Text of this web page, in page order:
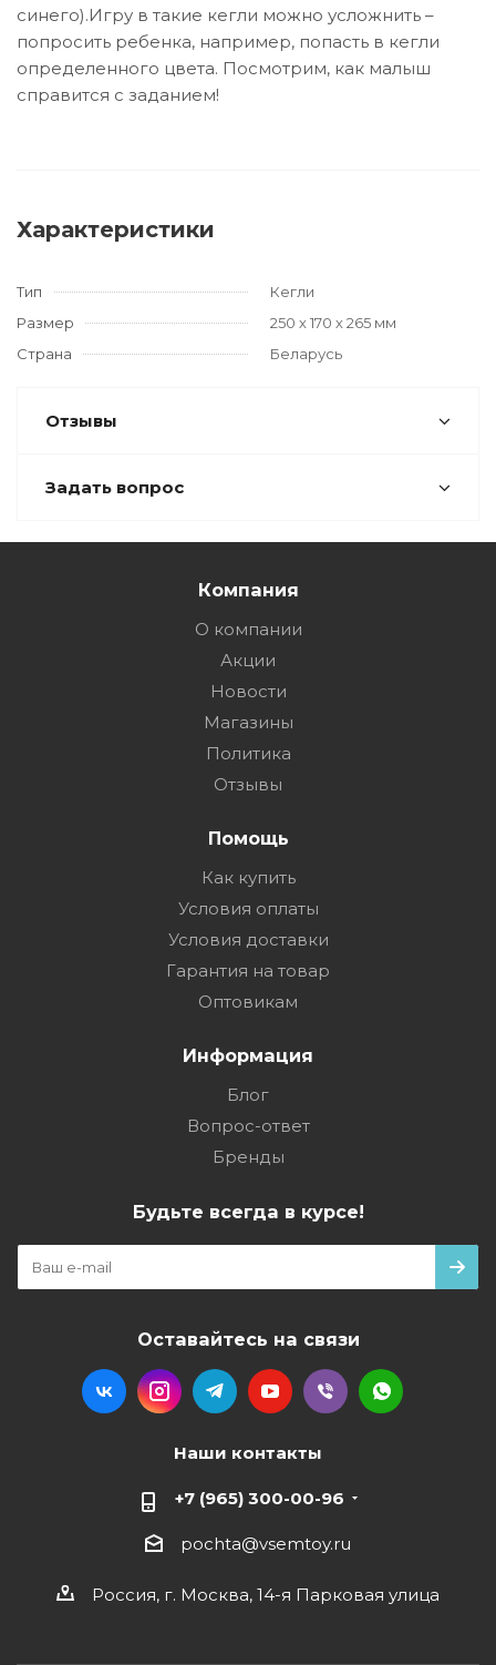
синего).Игру в такие кегли можно усложнить –
попросить ребенка, например, попасть в кегли
определенного цвета. Посмотрим, как малыш
справится с заданием!
Характеристики
Тип
Кегли
Размер
250 х 170 х 265 мм
Страна
Беларусь
Отзывы
Задать вопрос
Компания
О компании
Акции
Новости
Магазины
Политика
Отзывы
Помощь
Как купить
Условия оплаты
Условия доставки
Гарантия на товар
Оптовикам
Информация
Блог
Вопрос-ответ
Бренды
Будьте всегда в курсе!
Оставайтесь на связи
Наши контакты
+7 (965) 300-00-96
pochta@vsemtoy.ru
Россия, г. Москва, 14-я Парковая улица